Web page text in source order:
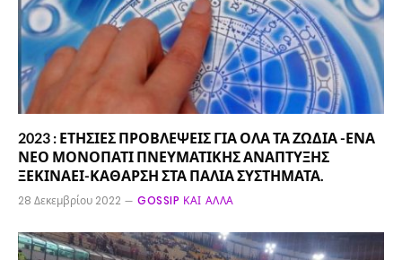
2023 : ΕΤΗΣΙΕΣ ΠΡΟΒΛΕΨΕΙΣ ΓΙΑ ΟΛΑ ΤΑ ΖΩΔΙΑ -ΕΝΑ
ΝΕΟ ΜΟΝΟΠΑΤΙ ΠΝΕΥΜΑΤΙΚΗΣ ΑΝΑΠΤΥΞΗΣ
ΞΕΚΙΝΑΕΙ-ΚΑΘΑΡΣΗ ΣΤΑ ΠΑΛΙΑ ΣΥΣΤΗΜΑΤΑ.
28 Δεκεμβρίου 2022 GOSSIP ΚΑΙ ΆΛΛΑ